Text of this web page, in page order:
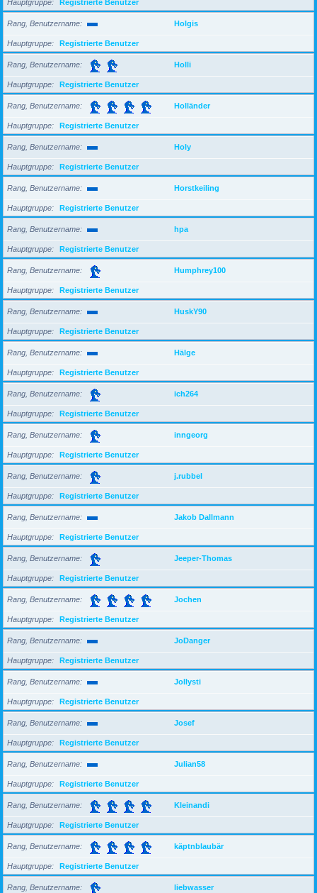
Hauptgruppe Registrierte Benutzer
Rang, Benutzername Holgis
Hauptgruppe Registrierte Benutzer
Rang, Benutzername Holli
Hauptgruppe Registrierte Benutzer
Rang, Benutzername Holländer
Hauptgruppe Registrierte Benutzer
Rang, Benutzername Holy
Hauptgruppe Registrierte Benutzer
Rang, Benutzername Horstkeiling
Hauptgruppe Registrierte Benutzer
Rang, Benutzername hpa
Hauptgruppe Registrierte Benutzer
Rang, Benutzername Humphrey100
Hauptgruppe Registrierte Benutzer
Rang, Benutzername HuskY90
Hauptgruppe Registrierte Benutzer
Rang, Benutzername Hälge
Hauptgruppe Registrierte Benutzer
Rang, Benutzername ich264
Hauptgruppe Registrierte Benutzer
Rang, Benutzername inngeorg
Hauptgruppe Registrierte Benutzer
Rang, Benutzername j.rubbel
Hauptgruppe Registrierte Benutzer
Rang, Benutzername Jakob Dallmann
Hauptgruppe Registrierte Benutzer
Rang, Benutzername Jeeper-Thomas
Hauptgruppe Registrierte Benutzer
Rang, Benutzername Jochen
Hauptgruppe Registrierte Benutzer
Rang, Benutzername JoDanger
Hauptgruppe Registrierte Benutzer
Rang, Benutzername Jollysti
Hauptgruppe Registrierte Benutzer
Rang, Benutzername Josef
Hauptgruppe Registrierte Benutzer
Rang, Benutzername Julian58
Hauptgruppe Registrierte Benutzer
Rang, Benutzername Kleinandi
Hauptgruppe Registrierte Benutzer
Rang, Benutzername käptnblaubär
Hauptgruppe Registrierte Benutzer
Rang, Benutzername liebwasser